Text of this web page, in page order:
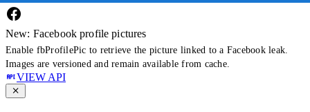
New: Facebook profile pictures
Enable fbProfilePic to retrieve the picture linked to a Facebook leak.
Images are versioned and remain available from cache.
VIEW API